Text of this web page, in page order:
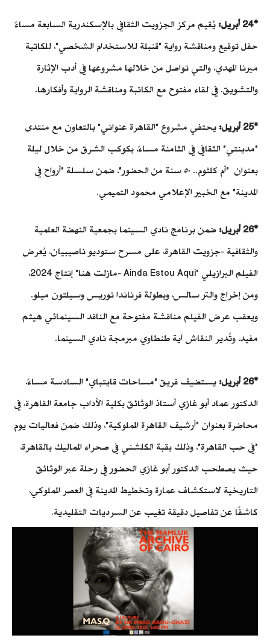
*24 أبريل:
يُقيم مركز الجزويت الثقافي بالإسكندرية السابعة مساءً
حفل توقيع ومناقشة رواية "قنبلة للاستخدام الشخصي"، للكاتبة
ميرنا المهدي، والتي تواصل من خلالها مشروعها في أدب الإثارة
والتشويق. في لقاء مفتوح مع الكاتبة ومناقشة الرواية وأفكارها.
*25 أبريل:
يحتفي مشروع "القاهرة عنواني" بالتعاون مع منتدى
"مدينتي" الثقافي في الثامنة مساءً، بكوكب الشرق من خلال ليلة
بعنوان "أم كلثوم.. ٥٠ سنة من الحضور"، ضمن سلسلة "أرواح في
المدينة" مع الخبير الإعلامي محمود التميمي.
*26 أبريل:
ضمن برنامج نادي السينما بجمعية النهضة العلمية
والثقافية -جزويت القاهرة، على مسرح ستوديو ناصيبيان، يُعرض
الفيلم البرازيلي "Ainda Estou Aqui -مازلت هنا" إنتاج 2024،
ومن إخراج والتر سالس، وبطولة فرناندا توريس وسيلتون ميلو.
ويعقب عرض الفيلم مناقشة مفتوحة مع الناقد السينمائي هيثم
مفيد، وتُدير النقاش آية طنطاوي مبرمجة نادي السينما.
*26 أبريل:
يستضيف فريق "مساحات قايتباي" السادسة مساءً،
الدكتور عماد أبو غازي أستاذ الوثائق بكلية الآداب جامعة القاهرة، في
محاضرة بعنوان "أرشيف القاهرة المملوكية"، وذلك ضمن فعاليات يوم
"في حب القاهرة"، وذلك بقبة الكلشني في صحراء المماليك بالقاهرة،
حيث يصطحب الدكتور أبو غازي الحضور في رحلة عبر الوثائق
التاريخية لاستكشاف عمارة وتخطيط المدينة في العصر المملوكي،
كاشفًا عن تفاصيل دقيقة تغيب عن السرديات التقليدية.